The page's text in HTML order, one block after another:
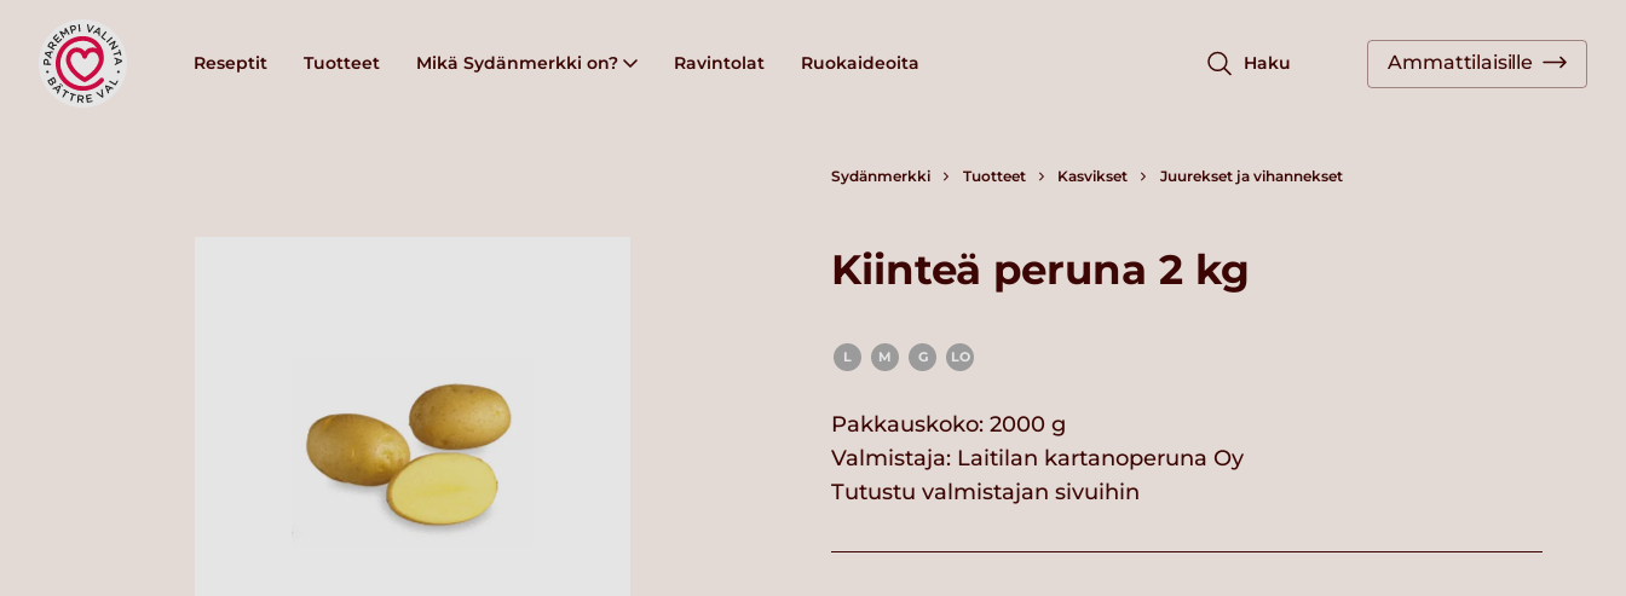
Reseptit Tuotteet Mikä Sydänmerkki on? Ravintolat Ruokaideoita Haku Ammattilaisille
Sydänmerkki Tuotteet Kasvikset Juurekset ja vihannekset
Kiinteä peruna 2 kg
L M G LO
Pakkauskoko: 2000 g
Valmistaja: Laitilan kartanoperuna Oy
Tutustu valmistajan sivuihin